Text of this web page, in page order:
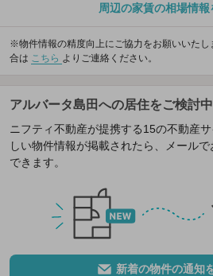
周辺の家賃の相場情報
※物件情報の精度向上にご協力をお願いいた
合は こちら よりご連絡ください。
アルバータ島田への居住をご検討
ニフティ不動産が提携する15の不動産
しい物件情報が掲載されたら、メール
できます。
新着の物件の通知